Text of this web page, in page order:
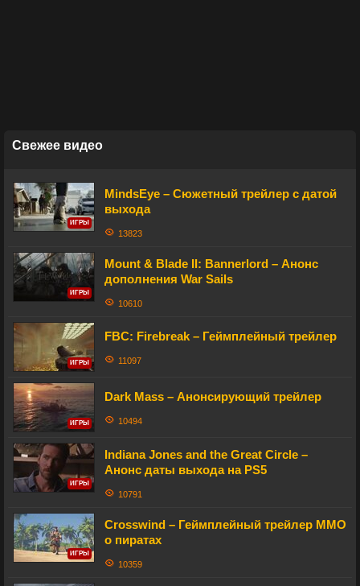
Свежее видео
ИГРЫ
MindsEye – Сюжетный трейлер с датой
выхода
13823
ИГРЫ
Mount & Blade II: Bannerlord – Анонс
дополнения War Sails
10610
ИГРЫ
FBC: Firebreak – Геймплейный трейлер
11097
ИГРЫ
Dark Mass – Анонсирующий трейлер
10494
ИГРЫ
Indiana Jones and the Great Circle –
Анонс даты выхода на PS5
10791
ИГРЫ
Crosswind – Геймплейный трейлер MMO
о пиратах
10359